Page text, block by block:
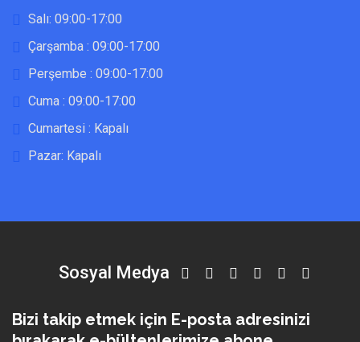
Salı: 09:00-17:00
Çarşamba : 09:00-17:00
Perşembe : 09:00-17:00
Cuma : 09:00-17:00
Cumartesi : Kapalı
Pazar: Kapalı
Sosyal Medya
Bizi takip etmek için E-posta adresinizi